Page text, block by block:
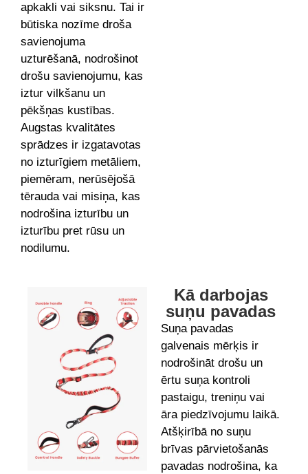
apkakli vai siksnu. Tai ir
būtiska nozīme droša
savienojuma
uzturēšanā, nodrošinot
drošu savienojumu, kas
iztur vilkšanu un
pēkšņas kustības.
Augstas kvalitātes
sprādzes ir izgatavotas
no izturīgiem metāliem,
piemēram, nerūsējošā
tērauda vai misiņa, kas
nodrošina izturību un
izturību pret rūsu un
nodilumu.
Kā darbojas
suņu pavadas
Suņa pavadas
galvenais mērķis ir
nodrošināt drošu un
ērtu suņa kontroli
pastaigu, treniņu vai
āra piedzīvojumu laikā.
Atšķirībā no suņu
brīvas pārvietošanās
pavadas nodrošina, ka